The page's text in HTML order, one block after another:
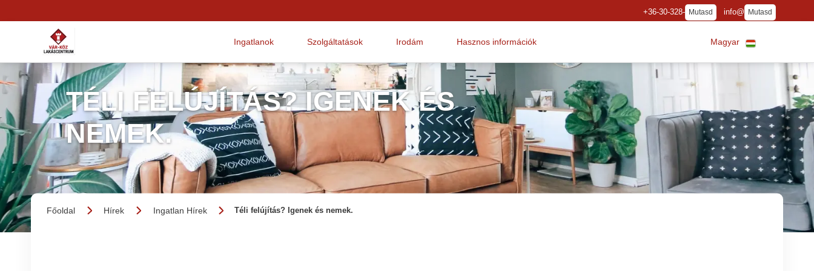
+36-30-328- Mutasd info@ Mutasd
Ingatlanok Szolgáltatások Irodám Hasznos információk Magyar
TÉLI FELÚJÍTÁS? IGENEK ÉS
NEMEK.
Főoldal Hírek Ingatlan Hírek Téli felújítás? Igenek és nemek.